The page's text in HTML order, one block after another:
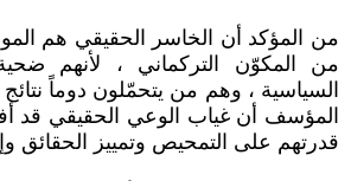
من المؤكد أن الخاسر الحقيقي هم
من المكوّن التركماني ، لأنهم
السياسية ، وهم من يتحمّلون دوماً
المؤسف أن غياب الوعي الحقيقي قد
قدرتهم على التمحيص وتمييز الحقائق